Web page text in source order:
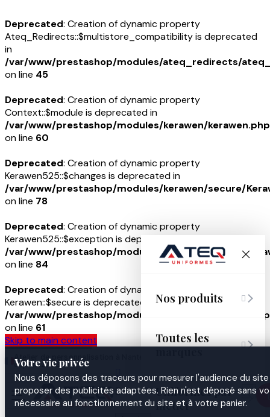
Deprecated: Creation of dynamic property
Ateq_Redirects::$multistore_compatibility is deprecated
in
/var/www/prestashop/modules/ateq_redirects/
on line 45
Deprecated: Creation of dynamic property
Context::$module is deprecated in
/var/www/prestashop/modules/kerawen/kerawen.php
on line 60
Deprecated: Creation of dynamic property
Kerawen525::$changes is deprecated in
/var/www/prestashop/modules/kerawen/secure/
on line 78
Deprecated: Creation of dynamic property
Kerawen525::$exception is deprecated in
/var/www/prestashop/modules/kerawen/secure/
on line 84
Deprecated: Creation of dynamic property
Kerawen::$secure is deprecated in
/var/www/prestashop/modules/kerawen/kerawen.php
on line 61
Skip to main content
Votre vie privée
Nous déposons des traceurs pour mesurer l'audience du
proposer des publicités adaptées. Rien n'est déposé sans
nécessaire au fonctionnement du site et à votre panier.
Atelier de personnalisation à Nantes
depuis 2003


Nos produits 
Toutes les
marques

Uniformes par
métier